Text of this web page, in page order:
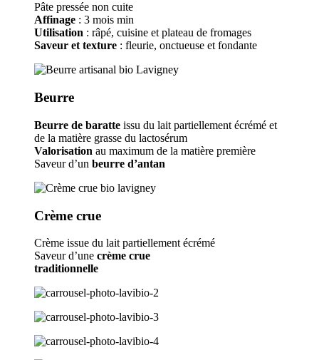
Pâte pressée non cuite
Affinage : 3 mois min
Utilisation : râpé, cuisine et plateau de fromages
Saveur et texture : fleurie, onctueuse et fondante
Beurre
Beurre de baratte issu du lait partiellement écrémé et
de la matière grasse du lactosérum
Valorisation au maximum de la matière première
Saveur d’un beurre d’antan
Crème crue
Crème issue du lait partiellement écrémé
Saveur d’une crème crue
traditionnelle